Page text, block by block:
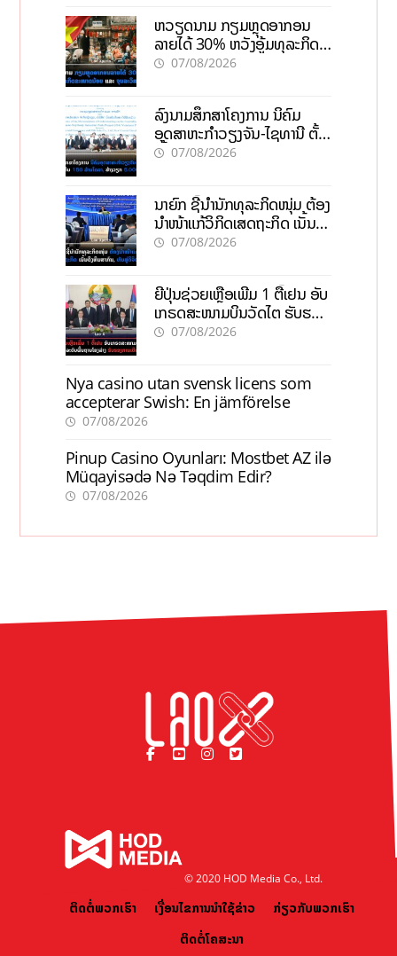
ຫວຽດນາມ ກຽມຫຼຸດອາກອນ
ລາຍໄດ້ 30% ຫວັງອູ້ມທຸລະກິດ
ຂະໜາດນ້ອຍ ແລະ ຈຸນລະ
07/08/2026
ລົງນາມສຶກສາໂຄງການ ນິຄົມ
ອຸດສາຫະກຳວຽງຈັນ-ໄຊທານີ ຕັ້ງ
ເປົ້າດຶງທຶນ 150 ລ້ານໂດລາ, ສ້າງ
07/08/2026
ນາຍົກ ຊີ້ນຳນັກທຸລະກິດໜຸ່ມ ຕ້ອງ
ນຳໜ້າແກ້ວິກິດເສດຖະກິດ ເນັ້ນດຶງ
ທຶນສາກົນ, ຫັນສູ່ດິຈິຕອນ
07/08/2026
ຍີ່ປຸ່ນຊ່ວຍເຫຼືອເພີ່ມ 1 ຕື້ເຢນ ອັບ
ເກຣດສະໜາມບິນວັດໄຕ ຮັບຮອງ
ການເຕີບໂຕ
07/08/2026
Nya casino utan svensk licens som
accepterar Swish: En jämförelse
07/08/2026
Pinup Casino Oyunları: Mostbet AZ ilə
Müqayisədə Nə Təqdim Edir?
07/08/2026
© 2020 HOD Media Co., Ltd.
ຕິດຕໍ່ພວກເຮົາ ເງື່ອນໄຂການນຳໃຊ້ຂ່າວ
ກ່ຽວກັບພວກເຮົາ
ຕິດຕໍ່ໂຄສະນາ